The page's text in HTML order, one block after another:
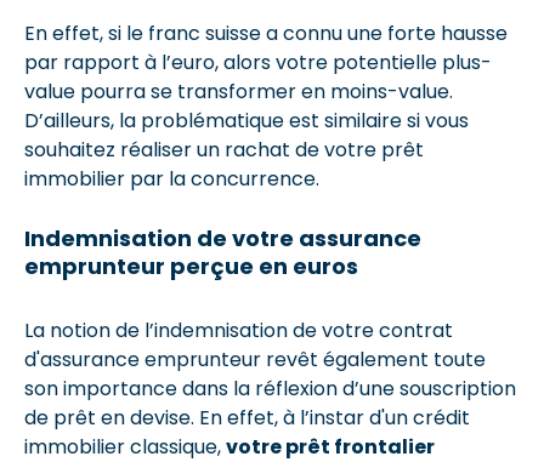
En effet, si le franc suisse a connu une forte hausse
par rapport à l’euro, alors votre potentielle plus-
value pourra se transformer en moins-value.
D’ailleurs, la problématique est similaire si vous
souhaitez réaliser un rachat de votre prêt
immobilier par la concurrence.
Indemnisation de votre assurance
emprunteur perçue en euros
La notion de l’indemnisation de votre contrat
d'assurance emprunteur revêt également toute
son importance dans la réflexion d’une souscription
de prêt en devise. En effet, à l’instar d'un crédit
immobilier classique,votre prêt frontalier